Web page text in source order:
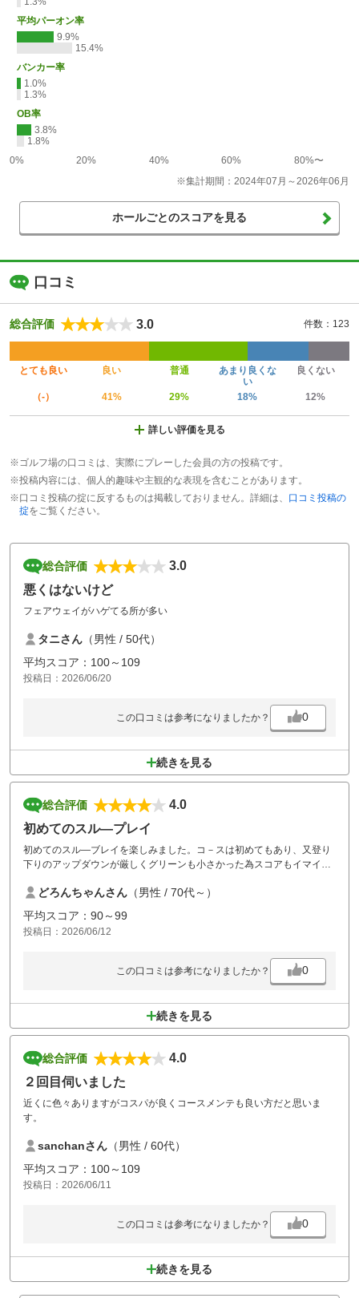
平均パーオン率
9.9%
15.4%
バンカー率
1.0%
1.3%
OB率
3.8%
1.8%
0%
20% 40% 60%
80%〜
※集計期間：2024年07月～2026年06月
ホールごとのスコアを見る
口コミ
総合評価 3.0 件数：123
とても良い 良い 普通
あまり良くな
い
良くない
（-） 41% 29% 18% 12%
詳しい評価を見る
※ゴルフ場の口コミは、実際にプレーした会員の方の投稿です。
※投稿内容には、個人的趣味や主観的な表現を含むことがあります。
※口コミ投稿の掟に反するものは掲載しておりません。詳細は、 口コミ投稿の
掟をご覧ください。
総合評価
3.0
悪くはないけど
フェアウェイがハゲてる所が多い
タニさん （男性 / 50代）
平均スコア：100～109
投稿日：2026/06/20
この口コミは参考になりましたか？ 0
続きを見る
総合評価
4.0
初めてのスル―プレイ
初めてのスル―ブレイを楽しみました。コ－スは初めてもあり、又登り
下りのアップダウンが厳しくグリーンも小さかった為スコアもイマイチ
た。どろんちゃんさん （男性 / 70代～）
平均スコア：90～99
投稿日：2026/06/12
この口コミは参考になりましたか？ 0
続きを見る
総合評価
4.0
２回目伺いました
近くに色々ありますがコスパが良くコースメンテも良い方だと思いま
す。
sanchanさん （男性 / 60代）
平均スコア：100～109
投稿日：2026/06/11
この口コミは参考になりましたか？ 0
続きを見る